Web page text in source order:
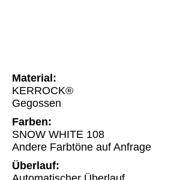
Material:
KERROCK®
Gegossen
Farben:
SNOW WHITE 108
Andere Farbtöne auf Anfrage
Überlauf: